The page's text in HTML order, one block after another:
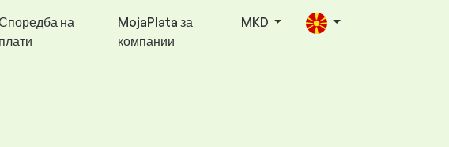
на
плати
MojaPlata за
компании
MKD